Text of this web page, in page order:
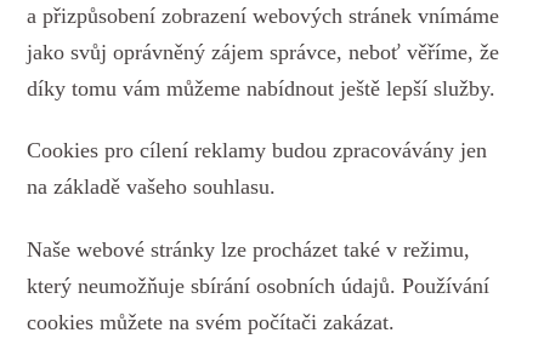
a přizpůsobení zobrazení webových stránek vnímáme
jako svůj oprávněný zájem správce, neboť věříme, že
díky tomu vám můžeme nabídnout ještě lepší služby.
Cookies pro cílení reklamy budou zpracovávány jen
na základě vašeho souhlasu.
Naše webové stránky lze procházet také v režimu,
který neumožňuje sbírání osobních údajů. Používání
cookies můžete na svém počítači zakázat.